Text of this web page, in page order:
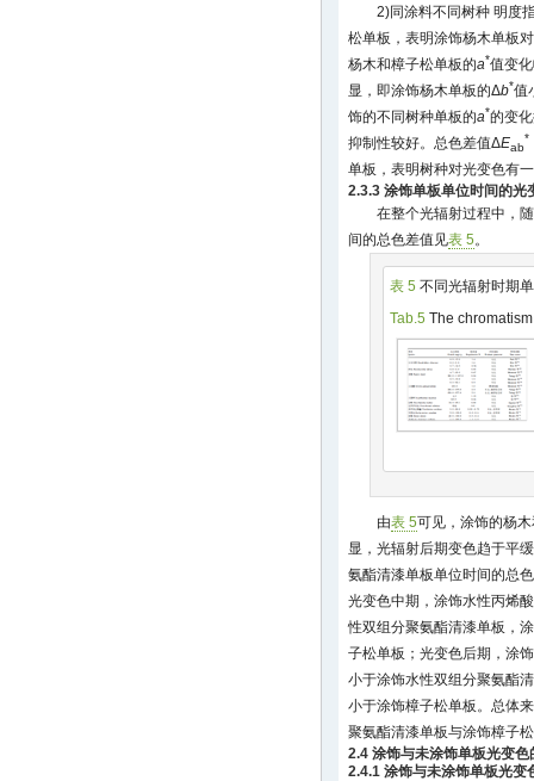
2)同涂料不同树种 明度
松单板，表明涂饰杨木单板对
杨木和樟子松单板的a*值变
显，即涂饰杨木单板的Δb*值
饰的不同树种单板的a*的变
抑制性较好。总色差值ΔEab
*
单板，表明树种对光变色有
2.3.3 涂饰单板单位时间的光
在整个光辐射过程中，
间的总色差值见表 5。
表 5 不同光辐射时期
Tab.5 The
由表 5可见，涂饰的杨
显，光辐射后期变色趋于平
氨酯清漆单板单位时间的总
光变色中期，涂饰水性丙烯
性双组分聚氨酯清漆单板，
子松单板；光变色后期，涂
小于涂饰水性双组分聚氨酯
小于涂饰樟子松单板。总体
聚氨酯清漆单板与涂饰樟子
2.4 涂饰与未涂饰单板光变色
2.4.1 涂饰与未涂饰单板光变